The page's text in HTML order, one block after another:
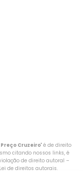
Cruzeiro" é de direito
citando nossos links, é
de direito autoral –
de direitos autorais.